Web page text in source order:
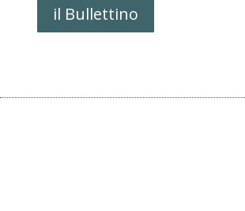
il Bullettino